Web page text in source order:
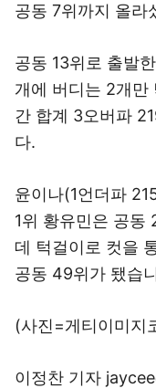
공동 7위까지 올라
공동 13위로 출발
개에 버디는 2개만
간 합계 3오버파
다.
윤이나(1언더파
1위 황유민은 공동
데 턱걸이로 컷을
공동 49위가 됐습
(사진=게티이미지
이정찬 기자